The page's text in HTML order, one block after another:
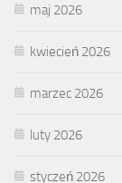
maj 2026
kwiecień 2026
marzec 2026
luty 2026
styczeń 2026